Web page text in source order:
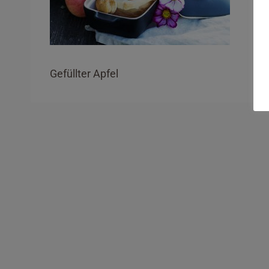
Gefüllter Apfel